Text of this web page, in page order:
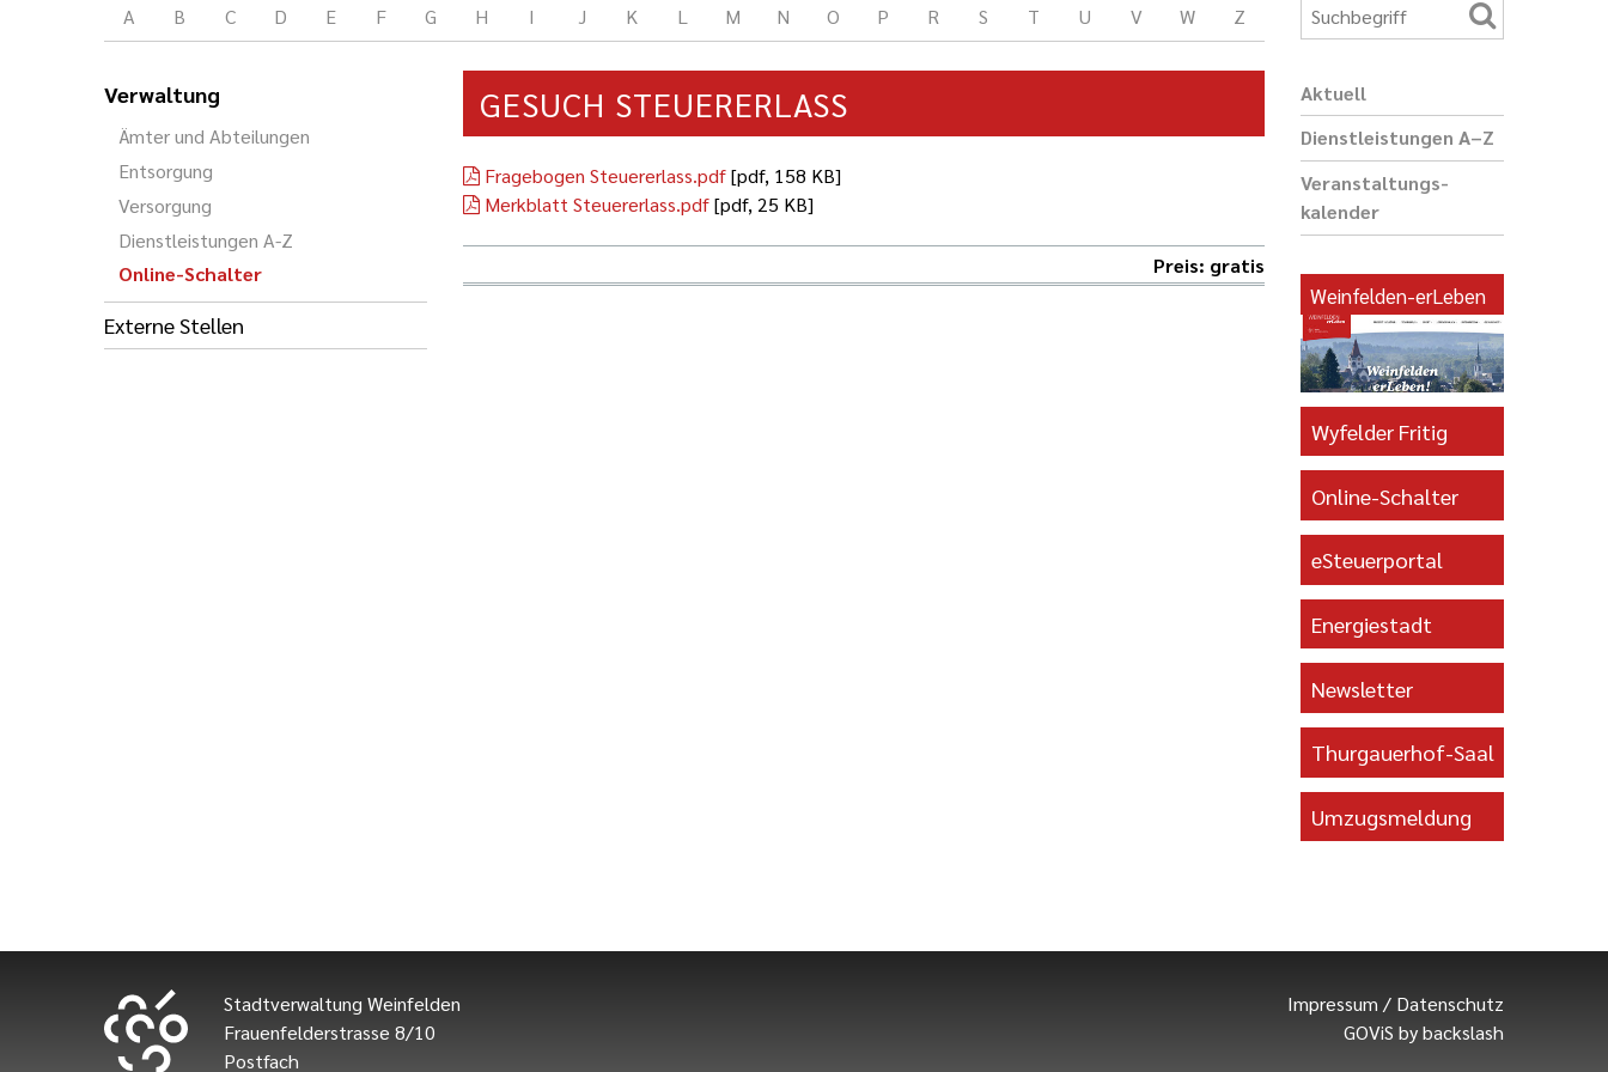
A B C D E F G H I J K L M N O P R S T U V W Z
Verwaltung
Ämter und Abteilungen
Entsorgung
Versorgung
Dienstleistungen A-Z
Online-Schalter
Externe Stellen
GESUCH STEUERERLASS
Fragebogen Steuererlass.pdf[pdf, 158 KB]
Merkblatt Steuererlass.pdf[pdf, 25 KB]
Preis: gratis
Aktuell
Dienst­leis­tungen A–Z
Veranstaltungs­
kalender
Weinfelden-erLeben
Wyfelder Fritig
Online-Schalter
eSteuerportal
Energiestadt
Newsletter
Thurgauerhof-Saal
Umzugsmeldung
Impressum / Datenschutz
GOViS bybackslash
Stadtverwaltung Weinfelden
Frauenfelderstrasse 8/10
Postfach